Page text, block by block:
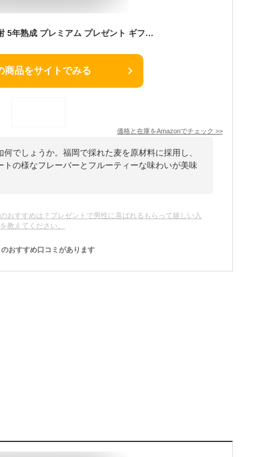
希継奈 KIZUNA 麦焼酎 5年熟成 プレミアム プレゼント ギフトボックス [500ml 40%]
商品をサイトでみる
価格と在庫をAmazonでチェック >>
でしょうか。福岡で採れた麦を原材料に採用し、
の様なフレーバーとフルーティーな味わいが美味
おすすめは？プレゼントで男性に喜ばれるもらって嬉しい入
教えてください。
のおすすめ口コミがあります